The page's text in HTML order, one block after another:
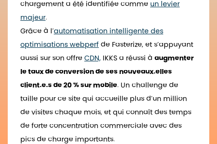
chargement a été identifiée comme un levier
majeur.
Grâce à l’automatisation intelligente des
optimisations webperf de Fasterize, et s’appuyant
aussi sur son offre CDN, IKKS a réussi à augmenter
le taux de conversion de ses nouveaux.elles
client.e.s de 20 % sur mobile. Un challenge de
taille pour ce site qui accueille plus d’un million
de visites chaque mois, et qui connaît des temps
de forte concentration commerciale avec des
pics de charge importants.